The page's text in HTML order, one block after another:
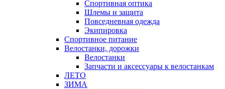
Спортивная оптика
Шлемы и защита
Повседневная одежда
Экипировка
Спортивное питание
Велостанки, дорожки
Велостанки
Запчасти и аксессуары к велостанкам
ЛЕТО
ЗИМА